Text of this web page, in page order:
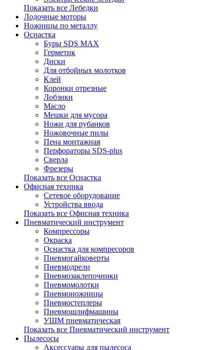
Показать все Лебедки
Лодочные моторы
Ножницы по металлу
Оснастка
Буры SDS MAX
Герметик
Диски
Для отбойных молотков
Клей
Коронки отрезные
Лобзики
Масло
Мешки для мусора
Ножи для рубанков
Ножовочные пилы
Пена монтажная
Перфораторы SDS-plus
Сверла
Фрезеры
Показать все Оснастка
Офисная техника
Сетевое оборудование
Устройства ввода
Показать все Офисная техника
Пневматический инструмент
Компрессоры
Окраска
Оснастка для компресоров
Пневмогайковерты
Пневмодрели
Пневмозаклепочники
Пневмомолотки
Пневмоножницы
Пневмостеплеры
Пневмошлифмашины
УШМ пневматическая
Показать все Пневматический инструмент
Пылесосы
Аксессуары для пылесоса